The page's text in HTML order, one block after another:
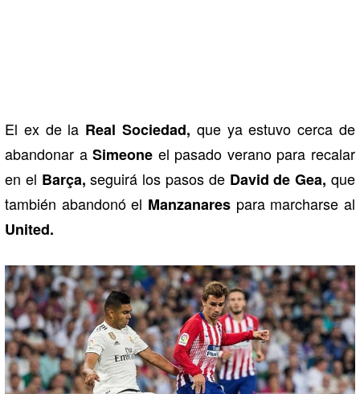
El ex de la Real Sociedad, que ya estuvo cerca de
abandonar aSimeone el pasado verano para recalar
en el Barça, seguirá los pasos de David de Gea, que
también abandonó el Manzanares para marcharse al
United.